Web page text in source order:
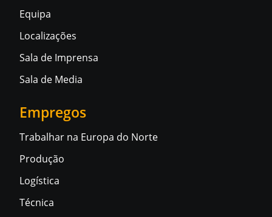
Equipa
Localizações
Sala de Imprensa
Sala de Media
Empregos
Trabalhar na Europa do Norte
Produção
Logística
Técnica